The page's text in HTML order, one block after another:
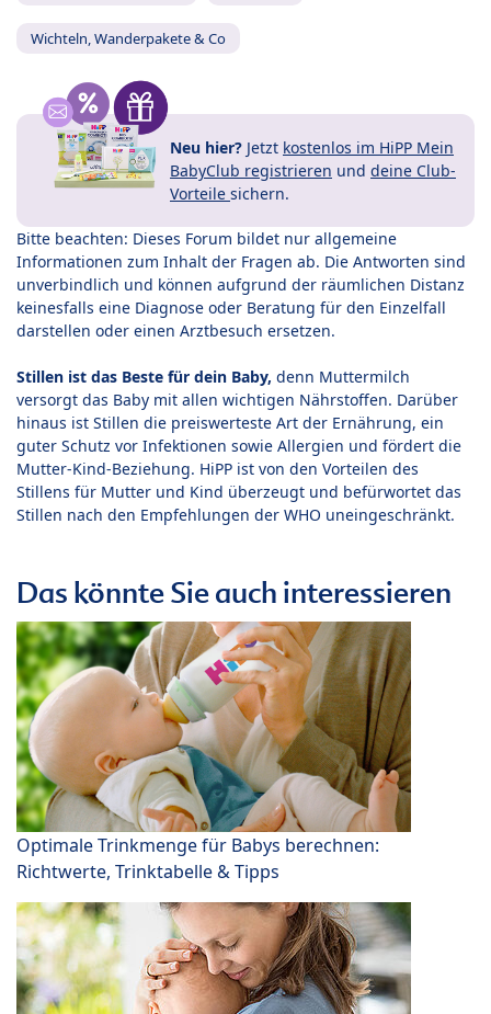
Wichteln, Wanderpakete & Co
Neu hier? Jetzt kostenlos im HiPP Mein
BabyClub registrieren und deine Club-
Vorteile sichern.
Bitte beachten: Dieses Forum bildet nur allgemeine
Informationen zum Inhalt der Fragen ab. Die Antworten sind
unverbindlich und können aufgrund der räumlichen Distanz
keinesfalls eine Diagnose oder Beratung für den Einzelfall
darstellen oder einen Arztbesuch ersetzen.
Stillen ist das Beste für dein Baby, denn Muttermilch
versorgt das Baby mit allen wichtigen Nährstoffen. Darüber
hinaus ist Stillen die preiswerteste Art der Ernährung, ein
guter Schutz vor Infektionen sowie Allergien und fördert die
Mutter-Kind-Beziehung. HiPP ist von den Vorteilen des
Stillens für Mutter und Kind überzeugt und befürwortet das
Stillen nach den Empfehlungen der WHO uneingeschränkt.
Das könnte Sie auch interessieren
Optimale Trinkmenge für Babys berechnen:
Richtwerte, Trinktabelle & Tipps